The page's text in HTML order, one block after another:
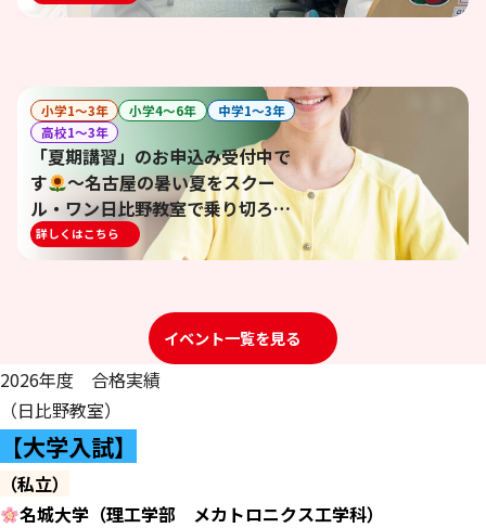
小学1〜3年 小学4〜6年
中学1〜3年
高校1〜3年
「夏期講習」のお申込み受付中で
す
～名古屋の暑い夏をスクー
ル・ワン日比野教室で乗り切ろ
う！～
詳しくはこちら
イベント一覧を見る
2026年度 合格実績
（日比野教室）
【大学入試】
（私立）
名城大学（理工学部 メカトロニクス工学科）